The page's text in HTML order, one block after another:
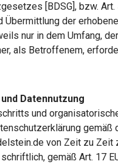
[BDSG], bzw.
Übermittlung der
nur in dem Umfang,
als Betroffenem,
Datennutzung
und
von Zeit zu
gemäß Art. 17